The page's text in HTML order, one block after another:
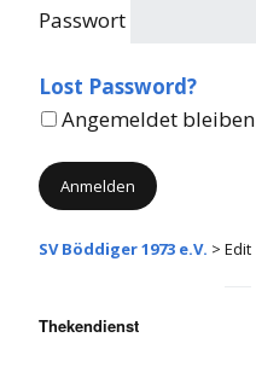
Passwort
Lost Password?
Angemeldet bleiben
Alternative:
SV Böddiger 1973 e.V. > Edit
Thekendienst